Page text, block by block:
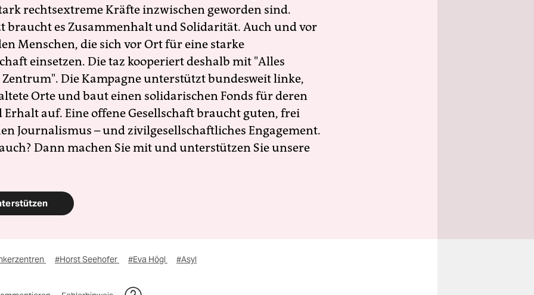
rechtsextreme Kräfte inzwischen geworden sind.
braucht es Zusammenhalt und Solidarität. Auch und vor
Menschen, die sich vor Ort für eine starke
einsetzen. Die taz kooperiert deshalb mit "Alles
Die Kampagne unterstützt bundesweit linke,
Orte und baut einen solidarischen Fonds für deren
Erhalt auf. Eine offene Gesellschaft braucht guten, frei
Journalismus – und zivilgesellschaftliches Engagement.
Dann machen Sie mit und unterstützen Sie unsere
#Horst Seehofer #Eva Högl #Asyl